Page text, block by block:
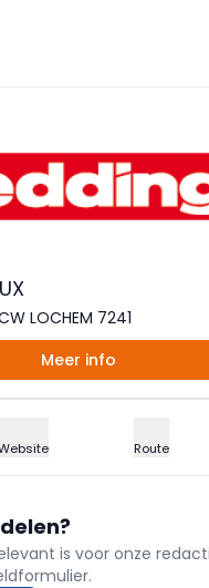
LOCHEM 7241
Meer info
Route
is voor onze